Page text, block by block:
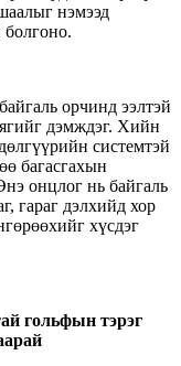
нэмээд
болгоно.
орчинд ээлтэй
дэмждэг. Хийн
системтэй
багасгахын
онцлог нь байгаль
гараг дэлхийд хор
хүсдэг
гольфын тэрэг